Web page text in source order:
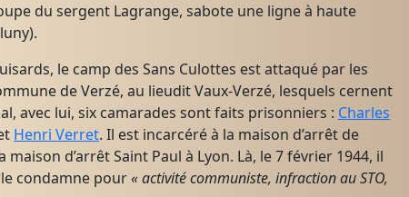
du sergent Lagrange, sabote une ligne à haute
le camp des Sans Culottes est attaqué par les
de Verzé, au lieudit Vaux-Verzé, lesquels cernent
avec lui, six camarades sont faits prisonniers : Charles
Henri Verret. Il est incarcéré à la maison d’arrêt de
d’arrêt Saint Paul à Lyon. Là, le 7 février 1944, il
condamne pour« activité communiste, infraction au STO,